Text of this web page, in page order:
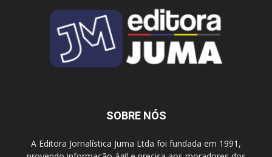
SOBRE NÓS
A Editora Jornalística Juma Ltda foi fundada em 1991,